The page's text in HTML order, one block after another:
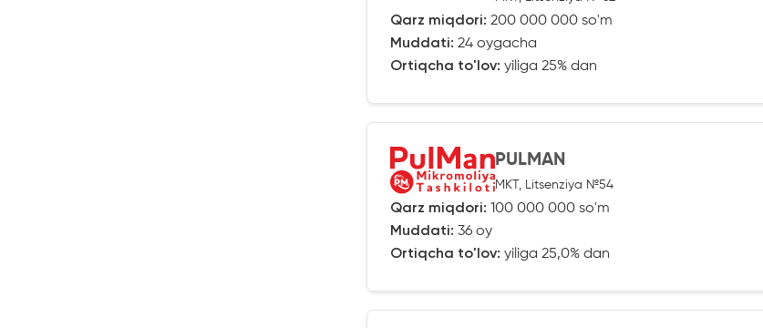
Qarz miqdori: 200 000 000 so'm
Muddati: 24 oygacha
Ortiqcha to'lov: yiliga 25% dan
PULMAN
MKT, Litsenziya №54
Qarz miqdori: 100 000 000 so'm
Muddati: 36 oy
Ortiqcha to'lov: yiliga 25,0% dan